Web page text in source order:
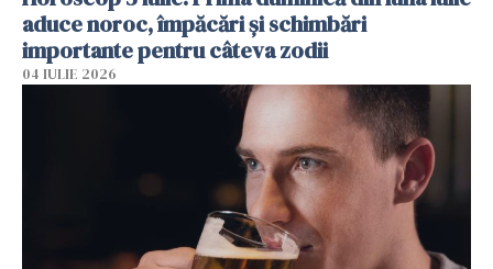
aduce noroc, împăcări și schimbări
importante pentru câteva zodii
04 IULIE 2026